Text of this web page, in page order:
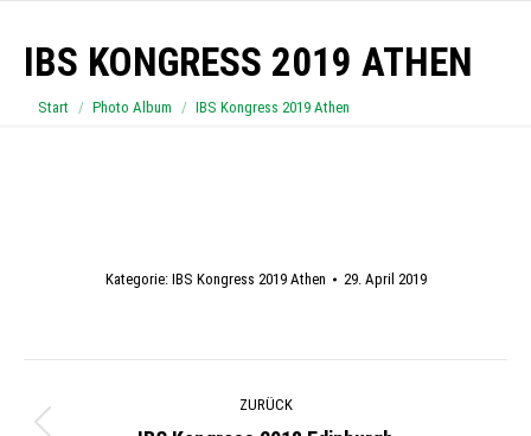
IBS KONGRESS 2019 ATHEN
Sie befinden sich hier:
Start Photo Album IBS Kongress 2019 Athen
Kategorie: IBS Kongress 2019 Athen 29. April 2019
Navigation
ZURÜCK